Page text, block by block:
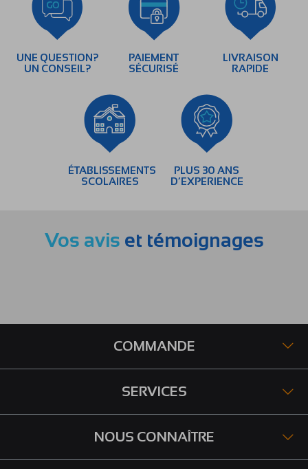
UNE QUESTION?
UN CONSEIL?
PAIEMENT
SÉCURISÉ
LIVRAISON
RAPIDE
ÉTABLISSEMENTS
SCOLAIRES
PLUS 30 ANS
D’EXPERIENCE
Vos avis et témoignages
COMMANDE
SERVICES
NOUS CONNAÎTRE